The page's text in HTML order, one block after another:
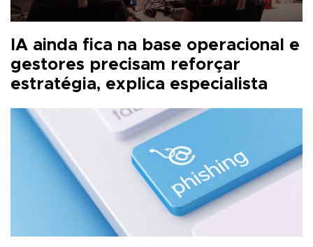
IA ainda fica na base operacional e
gestores precisam reforçar
estratégia, explica especialista